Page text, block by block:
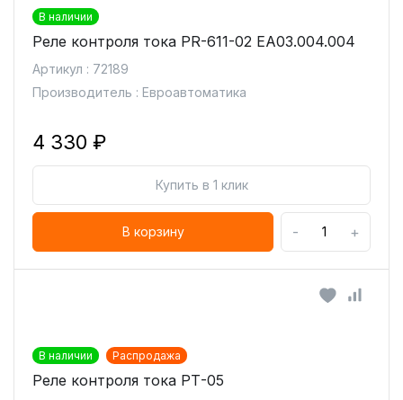
В наличии
Реле контроля тока PR-611-02 ЕА03.004.004
Артикул : 72189
Производитель : Евроавтоматика
4 330 ₽
Купить в 1 клик
В корзину - +
В наличии Распродажа
Реле контроля тока РТ-05